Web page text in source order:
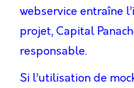
webservice entraîne
projet, Capital
responsable.
Si l’utilisation de